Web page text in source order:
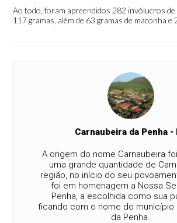
Ao todo, foram apreendidos 282 invólucros de
117 gramas, além de 63 gramas de maconha e
Carnaubeira da Penha -
A origem do nome Carnaubeira
uma grande quantidade de
região, no início do seu
foi em homenagem a Nossa
Penha, a escolhida como sua
ficando com o nome do município
da Penha.